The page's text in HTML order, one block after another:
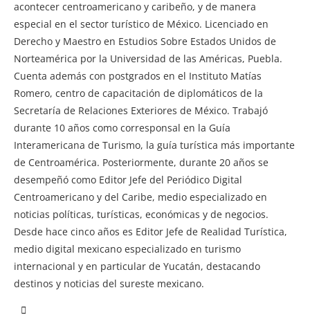
acontecer centroamericano y caribeño, y de manera
especial en el sector turístico de México. Licenciado en
Derecho y Maestro en Estudios Sobre Estados Unidos de
Norteamérica por la Universidad de las Américas, Puebla.
Cuenta además con postgrados en el Instituto Matías
Romero, centro de capacitación de diplomáticos de la
Secretaría de Relaciones Exteriores de México. Trabajó
durante 10 años como corresponsal en la Guía
Interamericana de Turismo, la guía turística más importante
de Centroamérica. Posteriormente, durante 20 años se
desempeñó como Editor Jefe del Periódico Digital
Centroamericano y del Caribe, medio especializado en
noticias políticas, turísticas, económicas y de negocios.
Desde hace cinco años es Editor Jefe de Realidad Turística,
medio digital mexicano especializado en turismo
internacional y en particular de Yucatán, destacando
destinos y noticias del sureste mexicano.